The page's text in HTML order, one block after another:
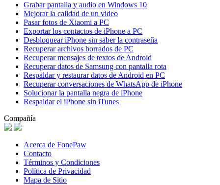
Grabar pantalla y audio en Windows 10
Mejorar la calidad de un video
Pasar fotos de Xiaomi a PC
Exportar los contactos de iPhone a PC
Desbloquear iPhone sin saber la contraseña
Recuperar archivos borrados de PC
Recuperar mensajes de textos de Android
Recuperar datos de Samsung con pantalla rota
Respaldar y restaurar datos de Android en PC
Recuperar conversaciones de WhatsApp de iPhone
Solucionar la pantalla negra de iPhone
Respaldar el iPhone sin iTunes
Compañía
Acerca de FonePaw
Contacto
Términos y Condiciones
Política de Privacidad
Mapa de Sitio